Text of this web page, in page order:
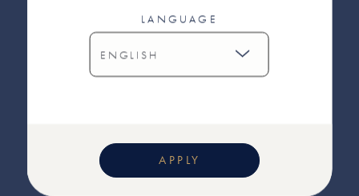
LANGUAGE
APPLY